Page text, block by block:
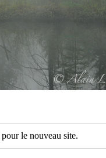
pour le nouveau site.